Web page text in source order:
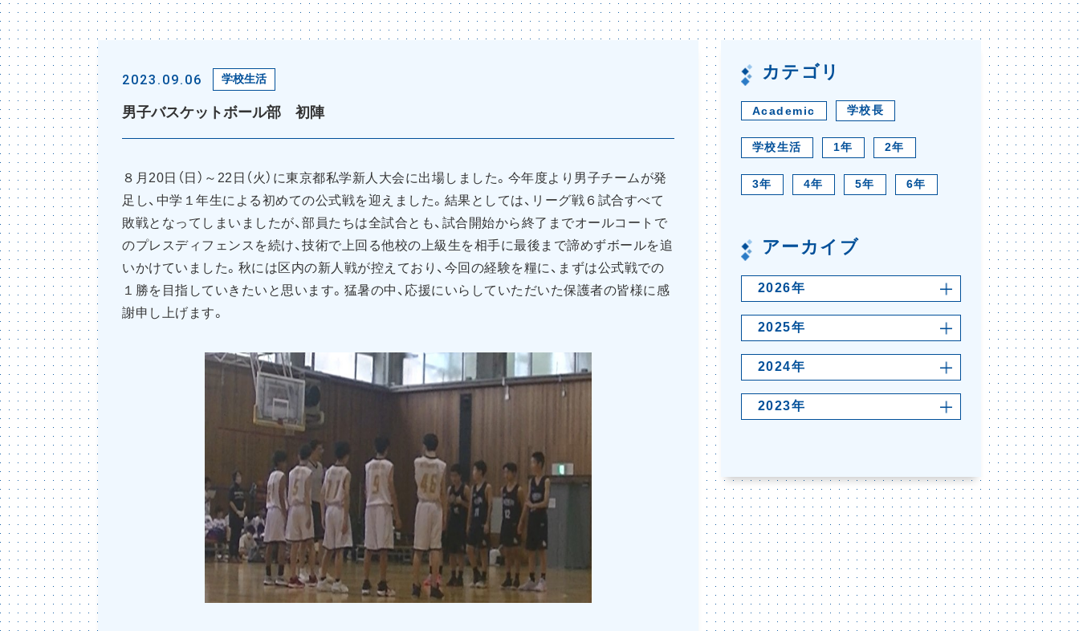
2023.09.06 学校生活
男子バスケットボール部 初陣
８月20日（日）～22日（火）に東京都私学新人大会に出場しました。今年度より男子チームが発
足し、中学１年生による初めての公式戦を迎えました。結果としては、リーグ戦６試合すべて
敗戦となってしまいましたが、部員たちは全試合とも、試合開始から終了までオールコートで
のプレスディフェンスを続け、技術で上回る他校の上級生を相手に最後まで諦めずボールを追
いかけていました。秋には区内の新人戦が控えており、今回の経験を糧に、まずは公式戦での
１勝を目指していきたいと思います。猛暑の中、応援にいらしていただいた保護者の皆様に感
謝申し上げます。
カテゴリ
Academic 学校長
学校生活 1年 2年
3年 4年 5年 6年
アーカイブ
2026年
2025年
2024年
2023年